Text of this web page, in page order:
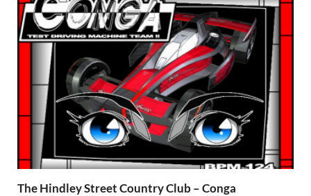
The Hindley Street Country Club – Conga